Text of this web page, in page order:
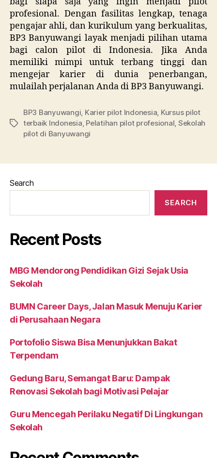
profesional. Dengan fasilitas lengkap, tenaga
pengajar ahli, dan kurikulum yang berkualitas,
BP3 Banyuwangi layak menjadi pilihan utama
bagi calon pilot di Indonesia. Jika Anda
memiliki mimpi untuk terbang tinggi dan
mengejar karier di dunia penerbangan,
mulailah perjalanan Anda di BP3 Banyuwangi.
Tags
BP3 Banyuwangi Karier pilot Indonesia Kursus pilot
terbaik Indonesia Pelatihan pilot profesional Sekolah
pilot di Banyuwangi
Search
SEARCH
Recent Posts
MBG Mendorong Pendidikan Gizi Sejak Usia
Sekolah
BUMN Career Days, Jalan Masuk Menuju Karier
di Perusahaan Negara
Portofolio Siswa Bisa Menunjukkan Bakat
Terpendam
Gedung Baru, Semangat Baru: Dampak
Renovasi Sekolah bagi Motivasi Pelajar
Guru Mencegah Perilaku Negatif Di Lingkungan
Sekolah